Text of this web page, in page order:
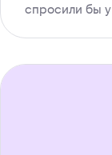
спросили бы у